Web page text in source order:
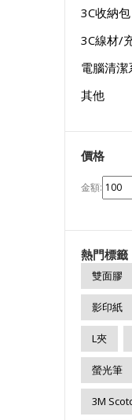
3C收納包
3C線材/
電腦清潔
其他
價格
金額:
熱門標籤
雙面膠
影印紙
L夾
螢光筆
3M